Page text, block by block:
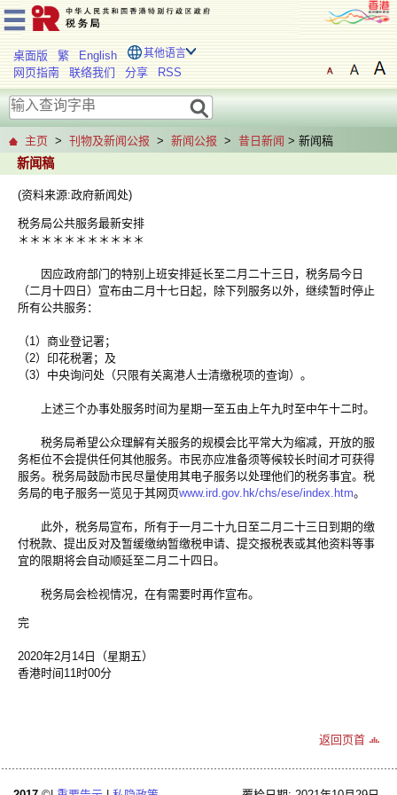
桌面版 繁 English 其他语言
网页指南 联络我们 分享 RSS
主页 > 刊物及新闻公报 > 新闻公报 > 昔日新闻 > 新闻稿
新闻稿
(资料来源:政府新闻处)
税务局公共服务最新安排
＊＊＊＊＊＊＊＊＊＊＊
因应政府部门的特别上班安排延长至二月二十三日，税务局今日
（二月十四日）宣布由二月十七日起，除下列服务以外，继续暂时停止
所有公共服务：
（1）商业登记署；
（2）印花税署；及
（3）中央询问处（只限有关离港人士清缴税项的查询）。
上述三个办事处服务时间为星期一至五由上午九时至中午十二时。
税务局希望公众理解有关服务的规模会比平常大为缩减，开放的服
务柜位不会提供任何其他服务。市民亦应准备须等候较长时间才可获得
服务。税务局鼓励市民尽量使用其电子服务以处理他们的税务事宜。税
务局的电子服务一览见于其网页www.ird.gov.hk/chs/ese/index.htm。
此外，税务局宣布，所有于一月二十九日至二月二十三日到期的缴
付税款、提出反对及暂缓缴纳暂缴税申请、提交报税表或其他资料等事
宜的限期将会自动顺延至二月二十四日。
税务局会检视情况，在有需要时再作宣布。
完
2020年2月14日（星期五）
香港时间11时00分
返回页首